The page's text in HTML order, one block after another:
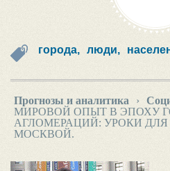
города, люди,
Прогнозы и аналитика ›
МИРОВОЙ ОПЫТ В ЭПОХУ
АГЛОМЕРАЦИЙ: УРОКИ
МОСКВОЙ.